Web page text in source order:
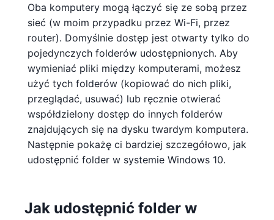
Oba komputery mogą łączyć się ze sobą przez
sieć (w moim przypadku przez Wi-Fi, przez
router). Domyślnie dostęp jest otwarty tylko do
pojedynczych folderów udostępnionych. Aby
wymieniać pliki między komputerami, możesz
użyć tych folderów (kopiować do nich pliki,
przeglądać, usuwać) lub ręcznie otwierać
współdzielony dostęp do innych folderów
znajdujących się na dysku twardym komputera.
Następnie pokażę ci bardziej szczegółowo, jak
udostępnić folder w systemie Windows 10.
Jak udostępnić folder w